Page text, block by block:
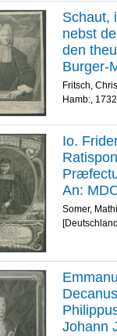
Schaut,
nebst
den
Burger-
Hamb:
Fritsch,
Hamb:, 1732
Io.
An:
fac:
Somer,
Johann